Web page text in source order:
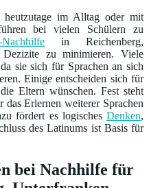
heutzutage im Alltag oder mit
bei vielen Schülern zu
in Reichenberg,
zu minimieren. Viele
sie sich für Sprachen an sich
Einige entscheiden sich für
Eltern wünschen. Fest steht
Erlernen weiterer Sprachen
fördert es logisches Denken,
des Latinums ist Basis für
bei Nachhilfe für